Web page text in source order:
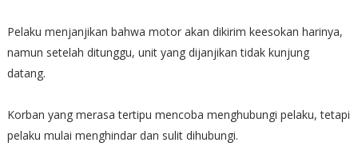
Pelaku menjanjikan bahwa motor akan dikirim keesokan harinya,
namun setelah ditunggu, unit yang dijanjikan tidak kunjung
datang.
Korban yang merasa tertipu mencoba menghubungi pelaku, tetapi
pelaku mulai menghindar dan sulit dihubungi.